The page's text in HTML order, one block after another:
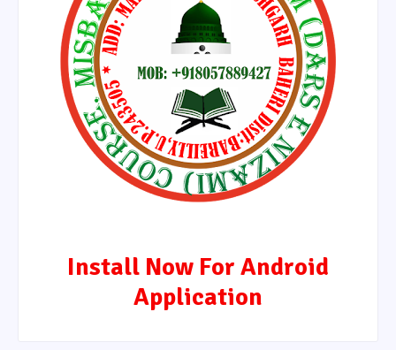
Install Now For Android
Application